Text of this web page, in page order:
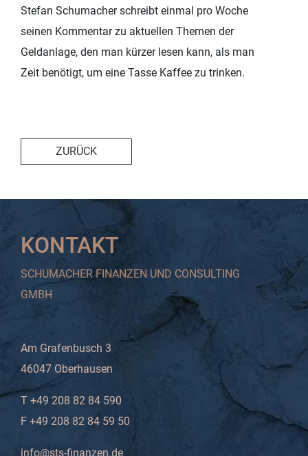
Stefan Schumacher schreibt einmal pro Woche
seinen Kommentar zu aktuellen Themen der
Geldanlage, den man kürzer lesen kann, als man
Zeit benötigt, um eine Tasse Kaffee zu trinken.
ZURÜCK
KONTAKT
SCHUMACHER FINANZEN UND CONSULTING
GMBH
Am Grafenbusch 3
46047 Oberhausen
T +49 208 82 84 590
F +49 208 82 84 59 50
info@sts-finanzen.de